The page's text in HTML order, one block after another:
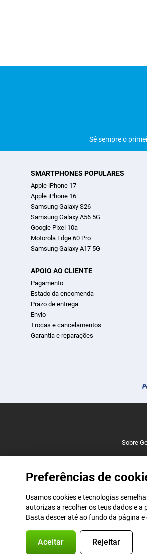
Preferências de
Usamos cookies e tecnologias
autorizas a recolher os teus dados e
Basta descer até ao fundo da página e
Aceitar Rejeitar
Sê sempre o
SMARTPHONES POPULARES
Apple iPhone 17
Apple iPhone 16
Samsung Galaxy S26
Samsung Galaxy A56 5G
Google Pixel 10a
Motorola Edge 60 Pro
Samsung Galaxy A17 5G
APOIO AO CLIENTE
Pagamento
Estado da encomenda
Prazo de entrega
Envio
Trocas e cancelamentos
Garantia e reparações
Sobre